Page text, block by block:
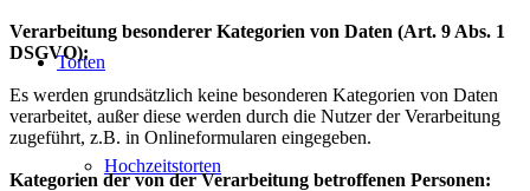
Torten
Hochzeitstorten
Verarbeitung besonderer Kategorien von Daten (Art. 9 Abs. 1
DSGVO):
Es werden grundsätzlich keine besonderen Kategorien von Daten
verarbeitet, außer diese werden durch die Nutzer der Verarbeitung
zugeführt, z.B. in Onlineformularen eingegeben.
Kategorien der von der Verarbeitung betroffenen Personen: